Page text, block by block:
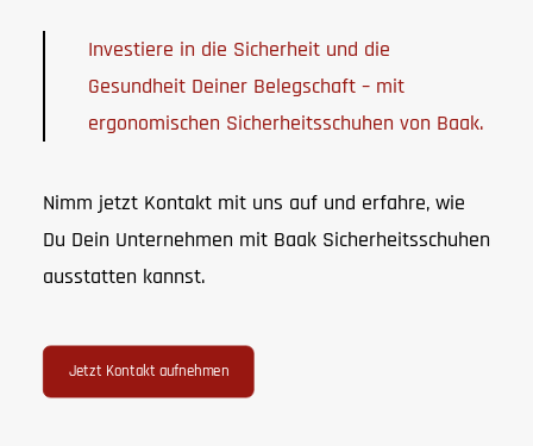
Investiere in die Sicherheit und die
Gesundheit Deiner Belegschaft – mit
ergonomischen Sicherheitsschuhen von Baak.
Nimm jetzt Kontakt mit uns auf und erfahre, wie
Du Dein Unternehmen mit Baak Sicherheitsschuhen
ausstatten kannst.
Jetzt Kontakt aufnehmen